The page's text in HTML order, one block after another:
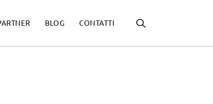
BLOG CONTATTI